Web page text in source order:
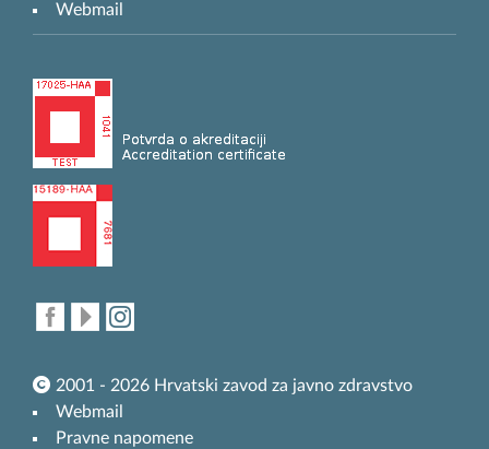
Webmail
2001 - 2026 Hrvatski zavod za javno zdravstvo
Webmail
Pravne napomene